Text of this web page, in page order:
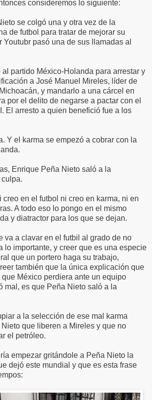
consideremos lo siguiente:
se colgó una y otra vez de la
de futbol para tratar de mejorar su
Youtubr pasó una de sus llamadas al
al partido México-Holanda para arrestar y
a José Manuel Mireles, líder de
y mandarlo a una cárcel en
por el delito de negarse a pactar con el
El arresto a quien benefició fue a los
Y el karma se empezó a cobrar con la
Enrique Peña Nieto saló a la
creo en el futbol ni creo en karma, ni en
A todo eso lo pongo en el mismo
y diatractor para los que se dejan.
va a clavar en el futbil al grado de no
lo importante, y creer que es una especie
que un portero haga su trabajo,
también que la única explicación que
México perdiera ante un equipo
mal, es que Peña Nieto saló a la
a la selección de ese mal karma
que liberen a Mireles y que no
el petróleo.
empezar gritándole a Peña Nieto la
dejó este mundial y que es esta frase